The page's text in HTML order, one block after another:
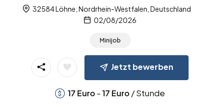
32584 Löhne, Nordrhein-Westfalen, Deutschland
02/08/2026
Minijob
Jetzt bewerben
17 Euro -17 Euro / Stunde